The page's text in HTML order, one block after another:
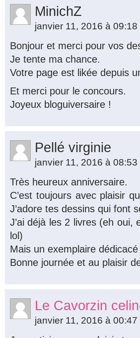
MinichZ
janvier 11, 2016 à 09:18
Bonjour et merci pour vos
Je tente ma chance.
Votre page est likée depuis
Et merci pour le concours.
Joyeux bloguiversaire !
Pellé virginie
janvier 11, 2016 à 08:53
Très heureux anniversaire.
C’est toujours avec plaisir
J’adore tes dessins qui font
J’ai déjà les 2 livres (eh
lol)
Mais un exemplaire
Bonne journée et au plaisir
Le Cavorzin
janvier 11, 2016 à 00:47